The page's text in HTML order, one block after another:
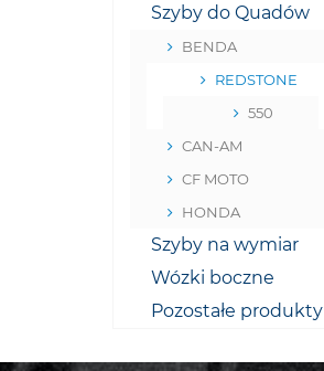
Szyby do Quadów
BENDA
REDSTONE
550
CAN-AM
CF MOTO
HONDA
Szyby na wymiar
Wózki boczne
Pozostałe produkty